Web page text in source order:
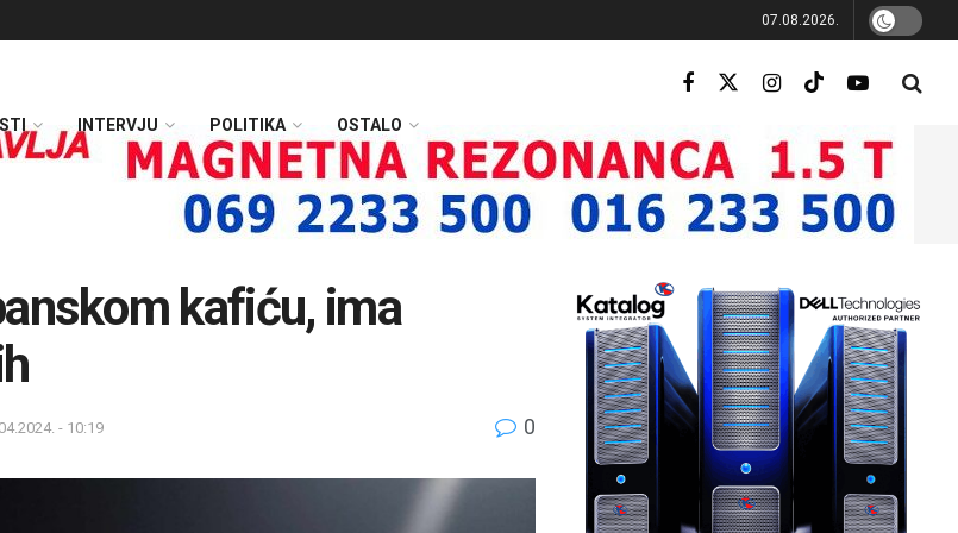
07.08.2026.
INTERVJU POLITIKA OSTALO
kafiću, ima
- 10:19 0